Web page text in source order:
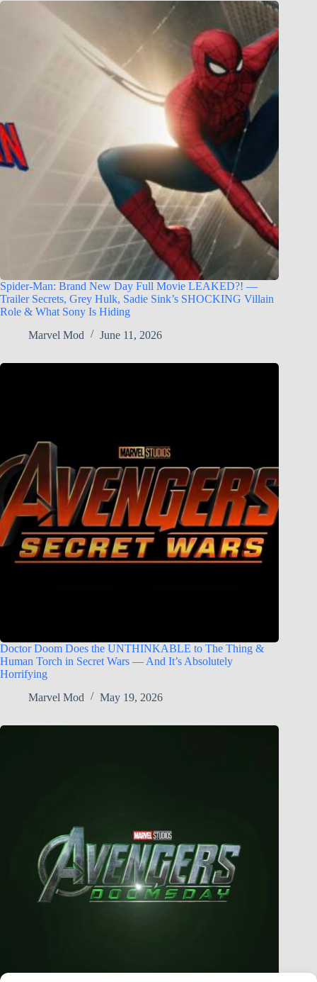
Spider-Man: Brand New Day Full Movie LEAKED?! —
Trailer Secrets, Grey Hulk, Sadie Sink’s SHOCKING Villain
Role & What Sony Is Hiding
Marvel Mod
June 11, 2026
Doctor Doom Does the UNTHINKABLE to The Thing &
Human Torch in Secret Wars — And It’s Absolutely
Horrifying
Marvel Mod
May 19, 2026